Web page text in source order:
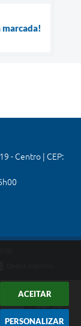
ACEITAR
PERSONALIZAR
marcada!
- Centro | CEP: